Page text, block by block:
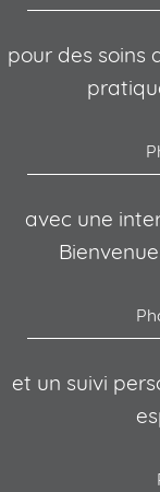
pour des soins
avec une
et un suivi